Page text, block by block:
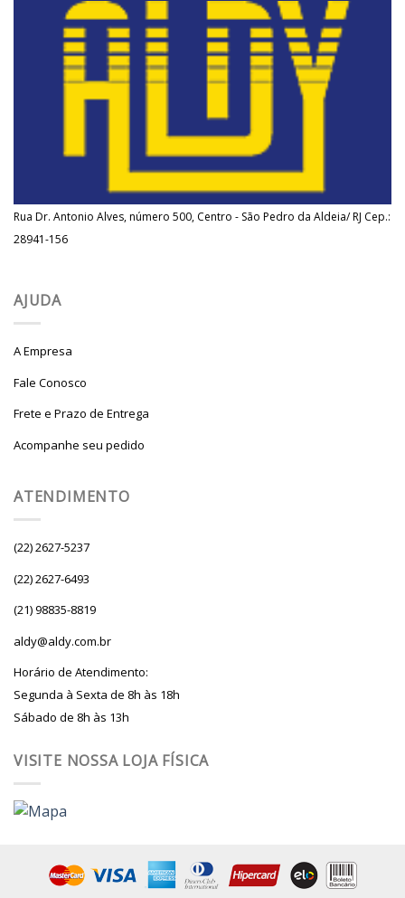
Rua Dr. Antonio Alves, número 500, Centro - São Pedro da Aldeia/ RJ Cep.:
28941-156
AJUDA
A Empresa
Fale Conosco
Frete e Prazo de Entrega
Acompanhe seu pedido
ATENDIMENTO
(22) 2627-5237
(22) 2627-6493
(21) 98835-8819
aldy@aldy.com.br
Horário de Atendimento:
Segunda à Sexta de 8h às 18h
Sábado de 8h às 13h
VISITE NOSSA LOJA FÍSICA